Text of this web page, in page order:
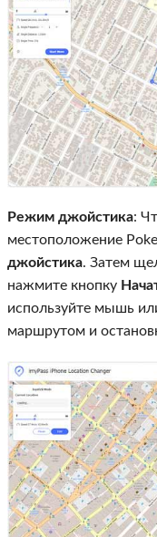
Режим джойстика:
местоположение
джойстика. Затем
нажмите кнопку
используйте мышь
маршрутом и